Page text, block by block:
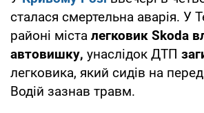
сталася смертельна аварія. У
районі міста легковик Skoda
автовишку, унаслідок ДТП
легковика, який сидів на
Водій зазнав травм.